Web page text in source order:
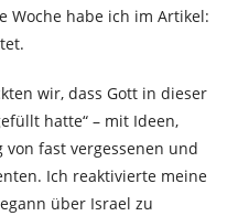
Woche habe ich im Artikel:
wir, dass Gott in dieser
hatte“ – mit Ideen,
fast vergessenen und
Ich reaktivierte meine
über Israel zu